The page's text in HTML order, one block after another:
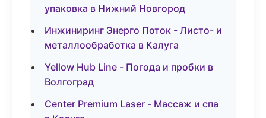
упаковка в Нижний Новгород
Инжиниринг Энерго Поток - Листо- и
металлообработка в Калуга
Yellow Hub Line - Погода и пробки в
Волгоград
Center Premium Laser - Массаж и спа